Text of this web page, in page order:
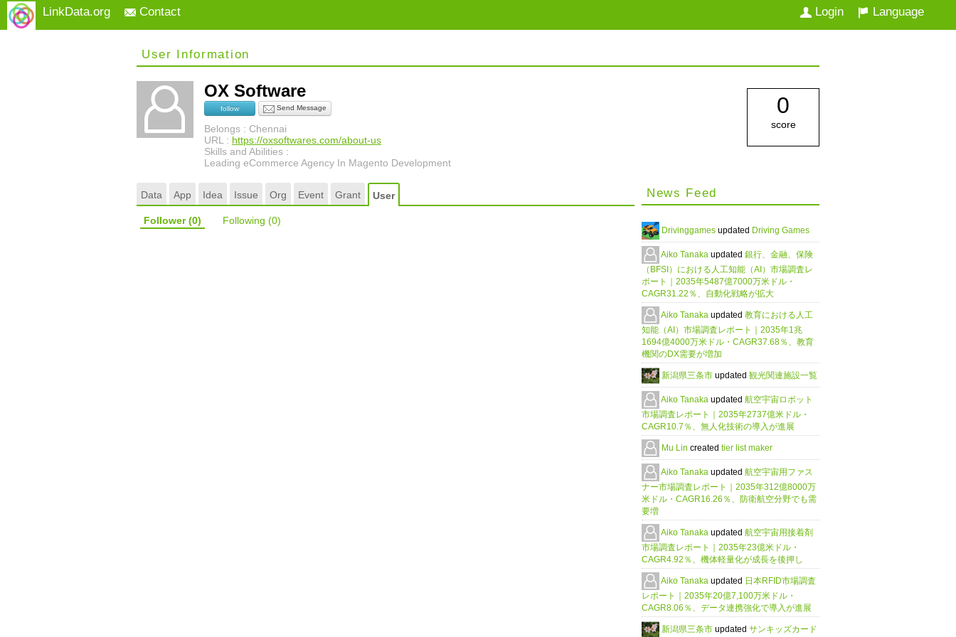
LinkData.org Contact Language
Login
User Information
OX Software
follow Send Message
Belongs : Chennai
URL : https://oxsoftwares.com/about-us
Skills and Abilities :
Leading eCommerce Agency In Magento Development
0
score
Data App Idea Issue Org Event Grant User
Follower(0) Following (0)
News Feed
Drivinggames updated Driving Games
Aiko Tanaka updated 銀行、金融、保険
（BFSI）における人工知能（AI）市場調査レ
ポート｜2035年5487億7000万米ドル・
CAGR31.22％、自動化戦略が拡大
Aiko Tanaka updated 教育における人工
知能（AI）市場調査レポート｜2035年1兆
1694億4000万米ドル・CAGR37.68％、教育
機関のDX需要が増加
新潟県三条市 updated 観光関連施設一覧
Aiko Tanaka updated 航空宇宙ロボット
市場調査レポート｜2035年2737億米ドル・
CAGR10.7％、無人化技術の導入が進展
Mu Lin created tier list maker
Aiko Tanaka updated 航空宇宙用ファス
ナー市場調査レポート｜2035年312億8000万
米ドル・CAGR16.26％、防衛航空分野でも需
要増
Aiko Tanaka updated 航空宇宙用接着剤
市場調査レポート｜2035年23億米ドル・
CAGR4.92％、機体軽量化が成長を後押し
Aiko Tanaka updated 日本RFID市場調査
レポート｜2035年20億7,100万米ドル・
CAGR8.06％、データ連携強化で導入が進展
新潟県三条市 updated サンキッズカード